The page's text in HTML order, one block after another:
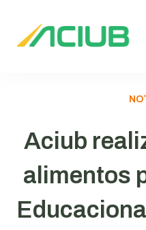
Aciub
alimentos